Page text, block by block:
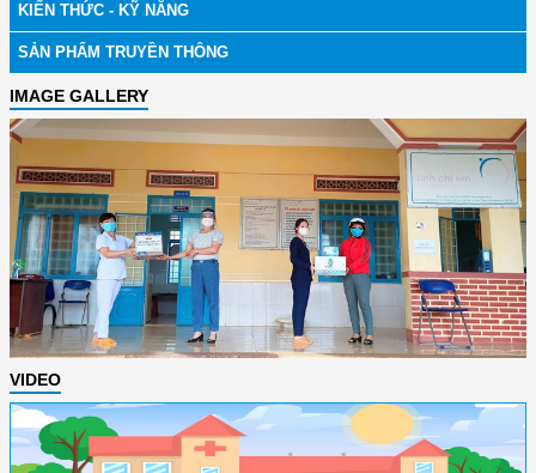
KIẾN THỨC - KỸ NĂNG
SẢN PHẨM TRUYỀN THÔNG
IMAGE GALLERY
VIDEO